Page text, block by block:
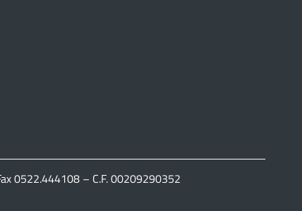
0522.444108 – C.F. 00209290352